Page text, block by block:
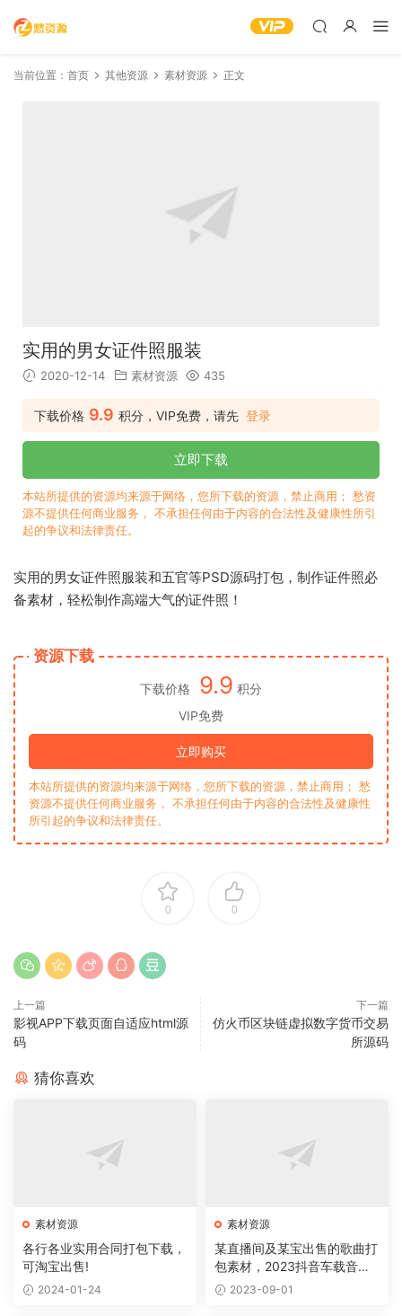
当前位置： 首页 其他资源 素材资源 正文
实用的男女证件照服装
2020-12-14 素材资源 435
下载价格 9.9 积分，VIP免费，请先 登录
立即下载
本站所提供的资源均来源于网络，您所下载的资源，禁止商用； 愁资
源不提供任何商业服务， 不承担任何由于内容的合法性及健康性所引
起的争议和法律责任。
实用的男女证件照服装和五官等PSD源码打包，制作证件照必
备素材，轻松制作高端大气的证件照！
资源下载
下载价格 9.9 积分
VIP免费
立即购买
本站所提供的资源均来源于网络，您所下载的资源，禁止商用； 愁
资源不提供任何商业服务， 不承担任何由于内容的合法性及健康性
所引起的争议和法律责任。
0 0
上一篇
影视APP下载页面自适应html源
码
下一篇
仿火币区块链虚拟数字货币交易
所源码
猜你喜欢
素材资源
各行各业实用合同打包下载，
可淘宝出售!
2024-01-24
素材资源
某直播间及某宝出售的歌曲打
包素材，2023抖音车载音乐
合集2023-09-01